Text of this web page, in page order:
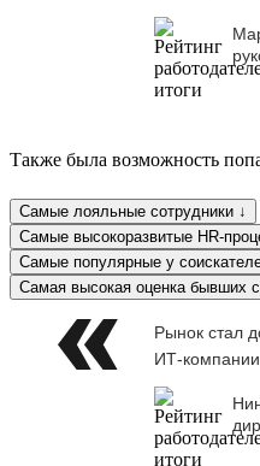
Также была возможность
Самые лояльные сотрудники ↓
Самые высокоразвитые HR-
Самые популярные у
Самая высокая оценка бывших
Рынок стал
ИТ-